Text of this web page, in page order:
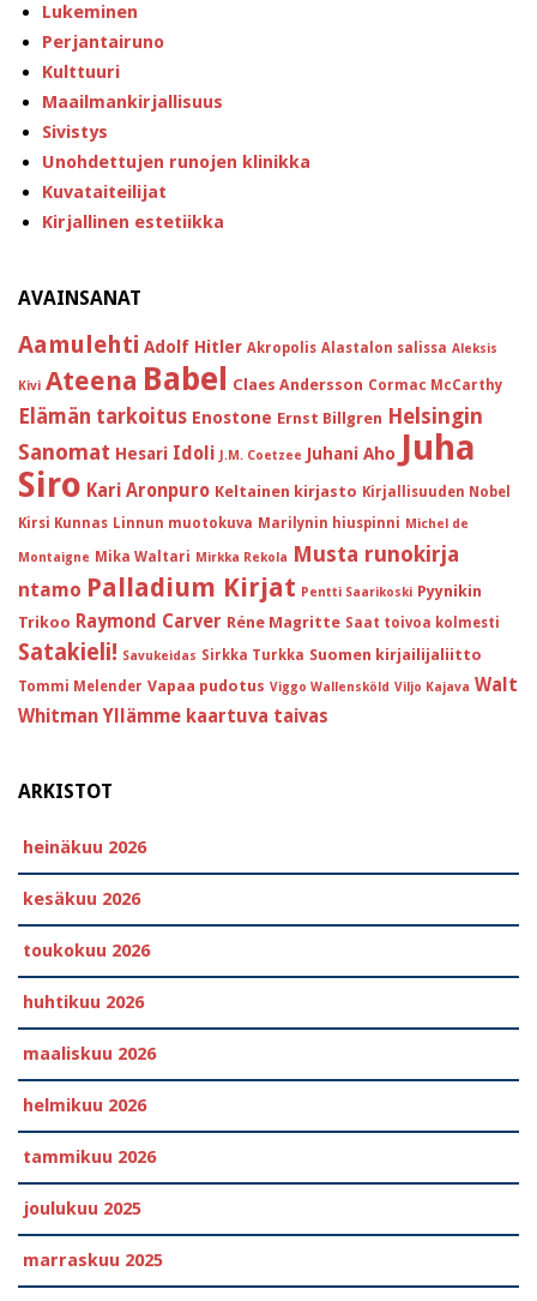
Lukeminen
Perjantairuno
Kulttuuri
Maailmankirjallisuus
Sivistys
Unohdettujen runojen klinikka
Kuvataiteilijat
Kirjallinen estetiikka
AVAINSANAT
Aamulehti Adolf Hitler Akropolis Alastalon salissa Aleksis
Kivi Ateena Babel Claes Andersson Cormac McCarthy
Elämän tarkoitus Enostone Ernst Billgren Helsingin
Sanomat Hesari Idoli J.M. Coetzee Juhani Aho Juha
Siro Kari Aronpuro Keltainen kirjasto Kirjallisuuden Nobel
Kirsi Kunnas Linnun muotokuva Marilynin hiuspinni Michel de
Montaigne Mika Waltari Mirkka Rekola Musta runokirja
ntamo Palladium Kirjat Pentti Saarikoski Pyynikin
Trikoo Raymond Carver Réne Magritte Saat toivoa kolmesti
Satakieli! Savukeidas Sirkka Turkka Suomen kirjailijaliitto
Tommi Melender Vapaa pudotus Viggo Wallensköld Viljo Kajava Walt
Whitman Yllämme kaartuva taivas
ARKISTOT
heinäkuu 2026
kesäkuu 2026
toukokuu 2026
huhtikuu 2026
maaliskuu 2026
helmikuu 2026
tammikuu 2026
joulukuu 2025
marraskuu 2025